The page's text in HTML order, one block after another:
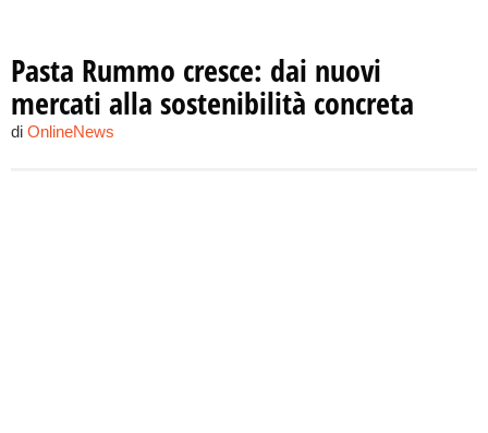
Pasta Rummo cresce: dai nuovi
mercati alla sostenibilità concreta
di OnlineNews